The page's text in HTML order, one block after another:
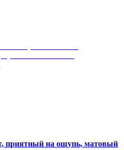
приятный на ощупь, матовый